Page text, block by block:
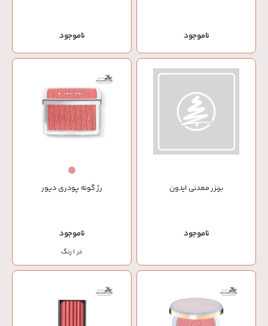
ناموجود ناموجود
برنزر معدنی ایدون
ناموجود
رژ گونه پودری دیور
ناموجود
در 1 رنگ